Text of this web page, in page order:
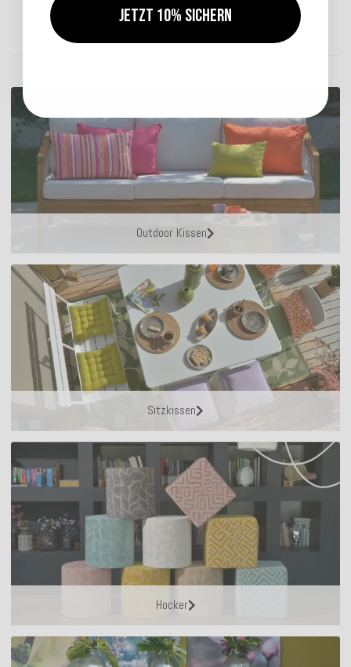
Lieferzeit: ca. 5-7 Werktage
Outdoor Kissen
Sitzkissen
Hocker
Jetzt 10% sichern